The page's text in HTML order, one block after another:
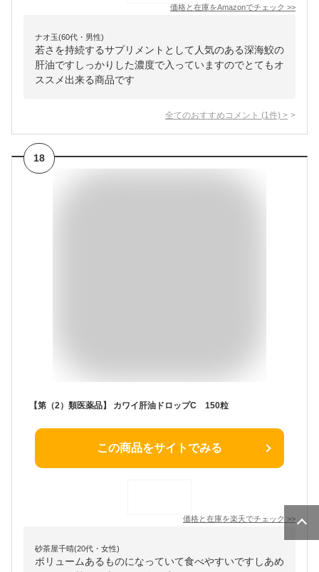
価格と在庫をAmazonでチェック >>
ナオ玉(60代・男性)
若さを持続するサプリメントとして人気のある深海鮫の
肝油ですしっかりした濃度で入っていますのでとてもオ
ススメ出来る商品です
全てのおすすめコメント (1 件) >
18
【第（2）類医薬品】 カワイ肝油ドロップC 150粒
この商品をサイトでみる
価格と在庫を楽天でチェック >>
砂茶屋千晴(20代・女性)
ボリュームあるものになっていて食べやすいですしあめ